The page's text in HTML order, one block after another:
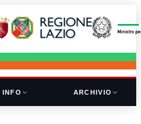
INFO ARCHIVIO